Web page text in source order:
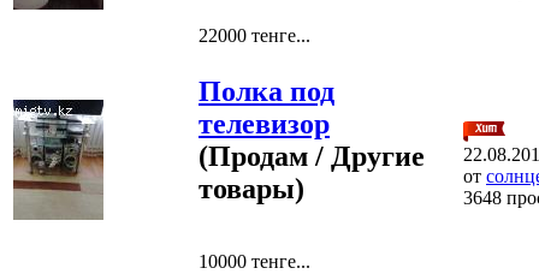
22000 тенге...
Полка под
телевизор
(Продам / Другие
товары)
10000 тенге...
от
3648